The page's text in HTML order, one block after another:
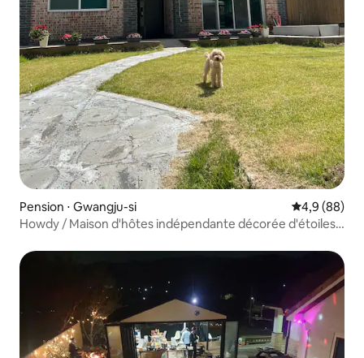
Pension ⋅ Gwangju-si Évaluation
4,9 (88)
Howdy / Maison d'hôtes indépendante décorée d'étoiles /
Barbecue / Piscine extérieure / Grande cour avec pelouse
naturelle